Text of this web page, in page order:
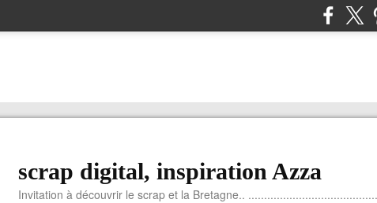
scrap digital, inspiration Azza
Invitation à découvrir le scrap et la Bretagne..